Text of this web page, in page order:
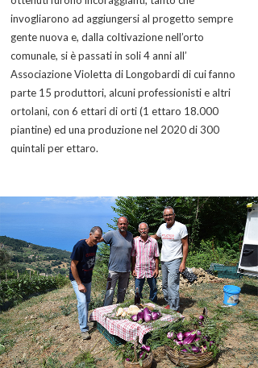
invogliarono ad aggiungersi al progetto sempre
gente nuova e, dalla coltivazione nell’orto
comunale, si è passati in soli 4 anni all’
Associazione Violetta di Longobardi di cui fanno
parte 15 produttori, alcuni professionisti e altri
ortolani, con 6 ettari di orti (1 ettaro 18.000
piantine) ed una produzione nel 2020 di 300
quintali per ettaro.